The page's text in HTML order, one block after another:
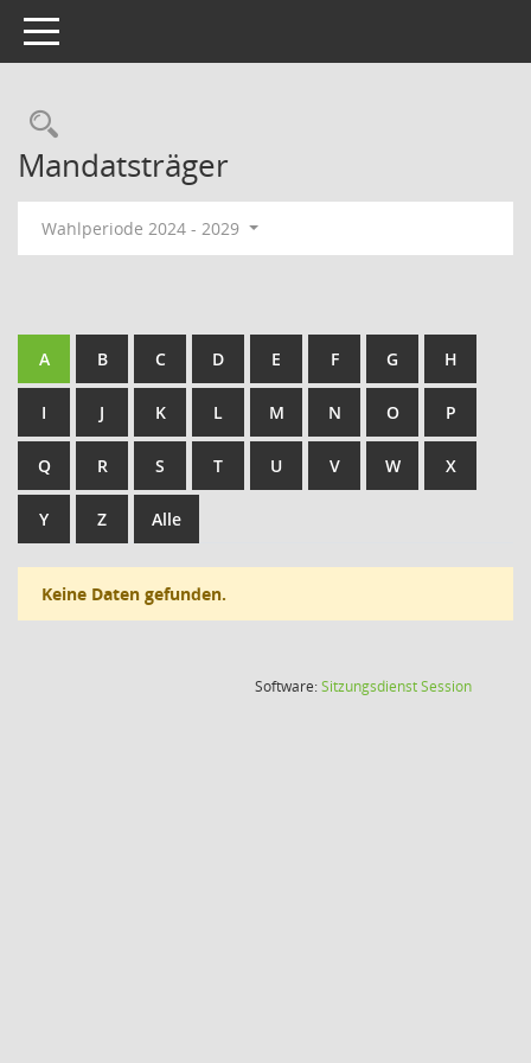
Toggle navigation
Rechercheauswahl
Mandatsträger
Wahlperiode 2024 - 2029
A B C D E F G H
I J K L M N O P
Q R S T U V W X
Y Z Alle
Keine Daten gefunden.
Software:SitzungsdienstSession(Wird in